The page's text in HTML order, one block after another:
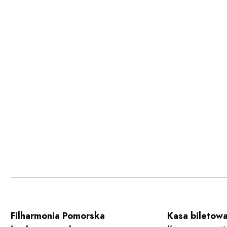
Filharmonia Pomorska
Kasa biletowa